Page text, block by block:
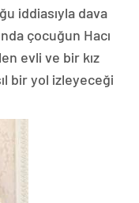
iddiasıyla dava
çocuğun Hacı
evli ve bir kız
bir yol izleyeceği